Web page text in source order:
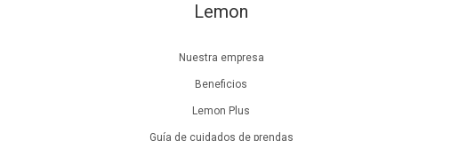
Lemon
Nuestra empresa
Beneficios
Lemon Plus
Guía de cuidados de prendas